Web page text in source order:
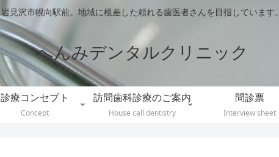
岩見沢市幌向駅前。地域に根差した頼れる歯医者さんを目指しています。
へんみデンタルクリニック
診療コンセプト
Concept
訪問歯科診療のご案内
House call dentistry
問診票
Interview sheet